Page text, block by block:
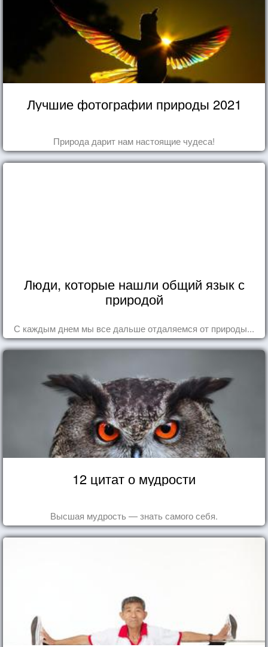
Лучшие фотографии природы 2021
Природа дарит нам настоящие чудеса!
Люди, которые нашли общий язык с
природой
С каждым днем мы все дальше отдаляемся от природы...
12 цитат о мудрости
Высшая мудрость — знать самого себя.